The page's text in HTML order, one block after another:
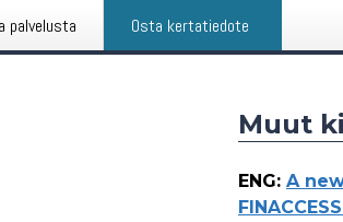
palvelusta Osta kertatiedote
Muut
ENG: A